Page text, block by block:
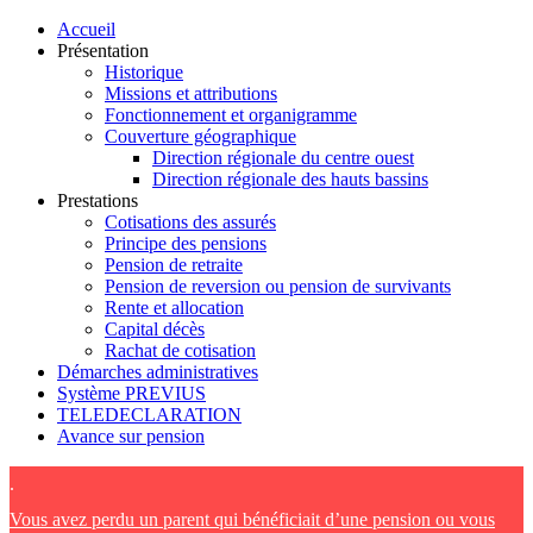
Accueil
Présentation
Historique
Missions et attributions
Fonctionnement et organigramme
Couverture géographique
Direction régionale du centre ouest
Direction régionale des hauts bassins
Prestations
Cotisations des assurés
Principe des pensions
Pension de retraite
Pension de reversion ou pension de survivants
Rente et allocation
Capital décès
Rachat de cotisation
Démarches administratives
Système PREVIUS
TELEDECLARATION
Avance sur pension
.
Vous avez perdu un parent qui bénéficiait d’une pension ou vous